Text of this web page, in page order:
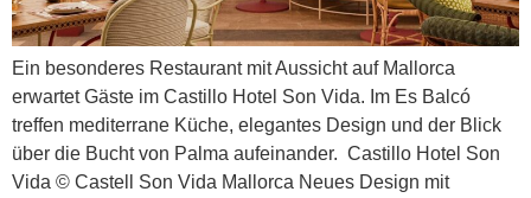
Ein besonderes Restaurant mit Aussicht auf Mallorca
erwartet Gäste im Castillo Hotel Son Vida. Im Es Balcó
treffen mediterrane Küche, elegantes Design und der Blick
über die Bucht von Palma aufeinander. Castillo Hotel Son
Vida © Castell Son Vida Mallorca Neues Design mit